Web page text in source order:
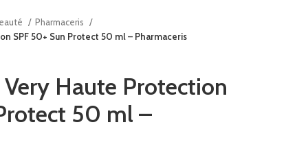
corps et de
junior
Pharmaceris
SPF 50+ Sun Protect 50 ml – Pharmaceris
Very Haute Protection
50 ml –